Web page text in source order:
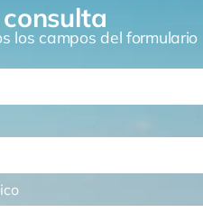
los campos del formulario